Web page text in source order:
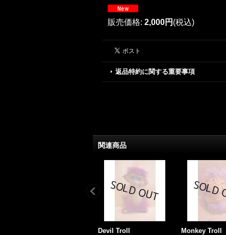
販売価格: 2,000円 (税込)
返品特約に関する重要事項
関連商品
Devil Troll
Monkey Troll